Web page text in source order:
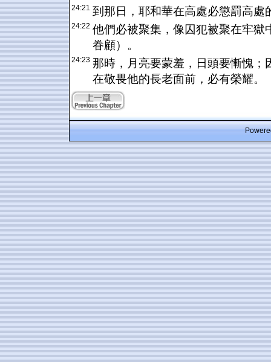
24:21 到那日，耶和華在高處必懲罰高
24:22 他們必被聚集，像囚犯被聚在牢
眷顧）。
24:23 那時，月亮要蒙羞，日頭要慚愧
在敬畏他的長老面前，必有榮耀。